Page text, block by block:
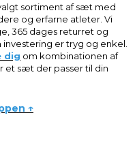
sortiment af sæt med
og erfarne atleter. Vi
365 dages returret og
investering er tryg og enkel.
dig om kombinationen af
et sæt der passer til din
↑